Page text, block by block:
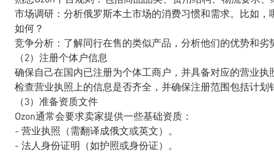
市场调研：分析俄罗斯本土市场的消费习惯和需求。比如
如何？
竞争分析：了解同行在售的类似产品，分析他们的优势和
（2）注册个体户信息
确保自己在国内已注册为个体工商户，并具备对应的营业执
检查营业执照上的信息是否齐全，并确保注册范围包括计划
（3）准备资质文件
Ozon通常会要求卖家提供一些基础资质：
- 营业执照（需翻译成俄文或英文）。
- 法人身份证明（如护照或身份证）。